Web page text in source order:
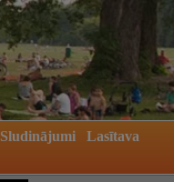
Sludinājumi
Lasītava